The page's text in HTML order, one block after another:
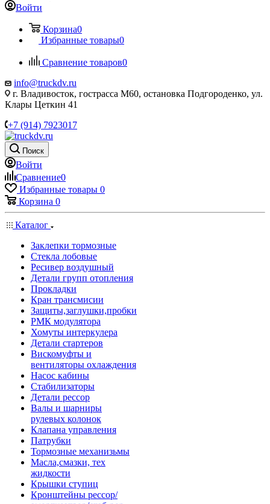
Войти
Корзина0
Избранные товары0
Сравнение товаров0
info@truckdv.ru
г. Владивосток, гострасса М60, остановка Подгороденко, ул.
Клары Цеткин 41
+7 (914) 7923017
Поиск
Войти
Сравнение0
Избранные товары 0
Корзина 0
Каталог
Заклепки тормозные
Стекла лобовые
Ресивер воздушный
Детали групп отопления
Прокладки
Кран трансмисии
Защиты,заглушки,пробки
РМК модулятора
Хомуты интеркулера
Детали стартеров
Вискомуфты и
вентиляторы охлаждения
Насос кабины
Стабилизаторы
Детали рессор
Валы и шарниры
рулевых колонок
Клапана управления
Патрубки
Тормозные механизьмы
Масла,смазки, тех
жидкости
Крышки ступиц
Кронштейны рессор/